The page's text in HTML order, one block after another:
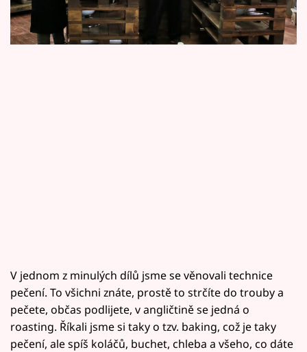
Sledujte prima+
Šéf svým žákům zase v neděli od 18.00 na
Primě.
V jednom z minulých dílů jsme se věnovali technice
pečení. To všichni znáte, prostě to strčíte do trouby a
pečete, občas podlijete, v angličtině se jedná o
roasting. Říkali jsme si taky o tzv. baking, což je taky
pečení, ale spíš koláčů, buchet, chleba a všeho, co dáte